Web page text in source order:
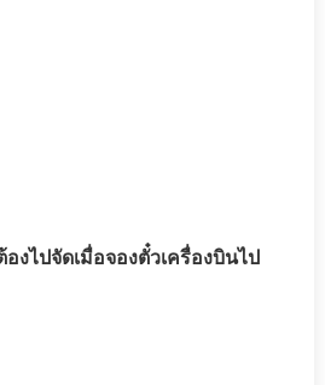
งไปจัดเมื่อจองตั๋วเครื่องบินไป